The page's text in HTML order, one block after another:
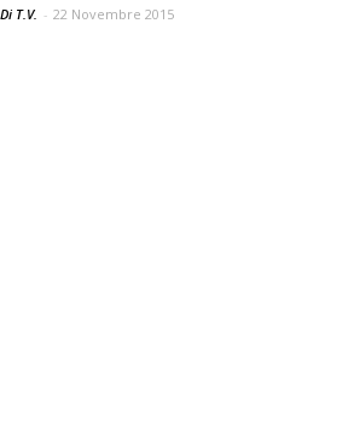
Di T.V. - 22 Novembre 2015